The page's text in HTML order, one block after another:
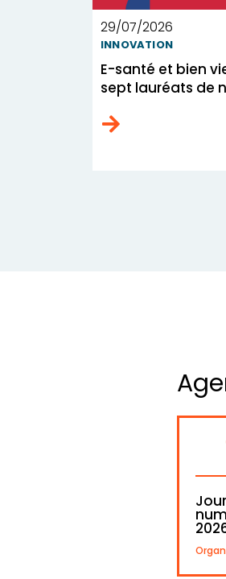
29/07/2026
INNOVATION
E-santé et bien
sept lauréats de